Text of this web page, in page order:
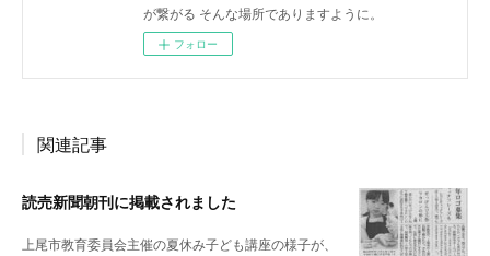
が繋がる そんな場所でありますように。
フォロー
関連記事
読売新聞朝刊に掲載されました
上尾市教育委員会主催の夏休み子ども講座の様子が、